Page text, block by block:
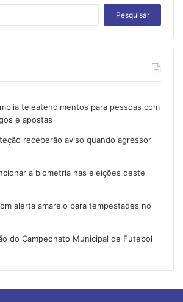
Pesquisar
por:
teleatendimentos para pessoas com
e apostas
receberão aviso quando agressor
a biometria nas eleições deste
alerta amarelo para tempestades no
do Campeonato Municipal de Futebol